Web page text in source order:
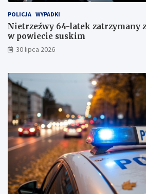
POLICJA WYPADKI
Nietrzeźwy 64-latek zatrzymany
w powiecie suskim
30 lipca 2026